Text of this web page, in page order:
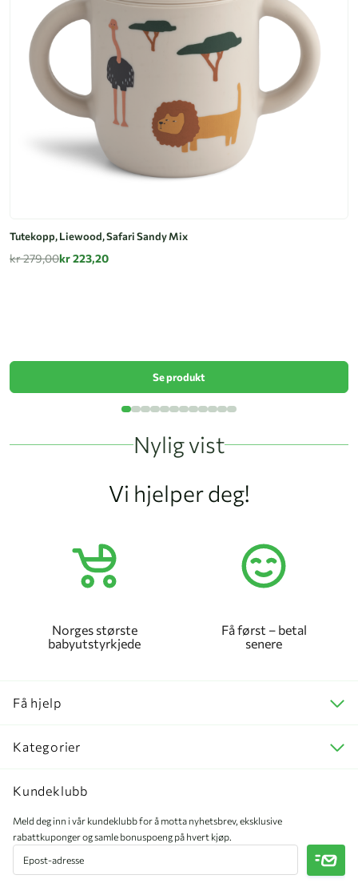
Tutekopp, Liewood, Safari Sandy Mix
kr 279,00kr 223,20
Se produkt
Nylig vist
Vi hjelper deg!
Norges største
babyutstyrkjede
Få først – betal
senere
Få hjelp
Kategorier
Kundeklubb
Meld deg inn i vår kundeklubb for å motta nyhetsbrev, eksklusive
rabattkuponger og samle bonuspoeng på hvert kjøp.
Meld